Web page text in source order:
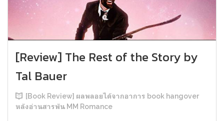
[Review] The Rest of the Story by
Tal Bauer
[Book Review] ผลพลอยได้จากอาการ book hangover
หลังอ่านสารพัน MM Romance